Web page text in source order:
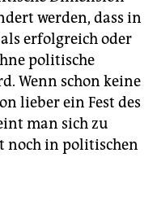
werden, dass in
erfolgreich oder
politische
Wenn schon keine
lieber ein Fest des
man sich zu
noch in politischen